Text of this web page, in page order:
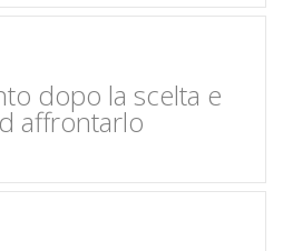
dopo la scelta e
affrontarlo